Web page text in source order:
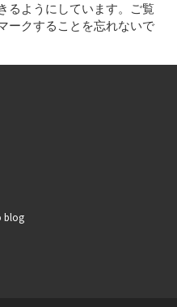
るようにしています。ご覧
ークすることを忘れないで
blog